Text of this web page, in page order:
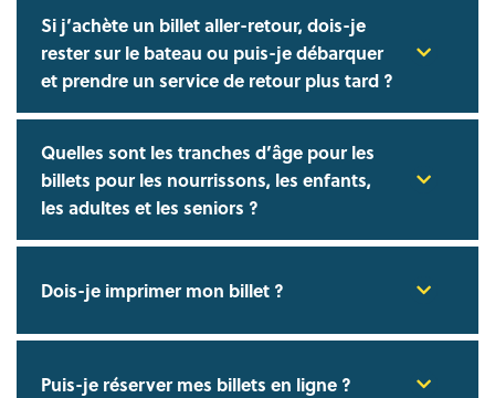
Si j’achète un billet aller-retour, dois-je
rester sur le bateau ou puis-je débarquer
et prendre un service de retour plus tard ?
Quelles sont les tranches d’âge pour les
billets pour les nourrissons, les enfants,
les adultes et les seniors ?
Dois-je imprimer mon billet ?
Puis-je réserver mes billets en ligne ?